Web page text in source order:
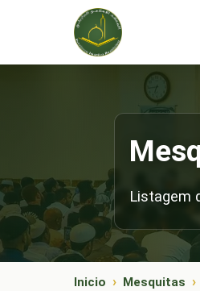
Listagem
Inicio Mesquitas